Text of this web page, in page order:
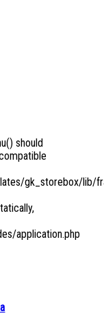
should
gk_storebox/lib/
application.php